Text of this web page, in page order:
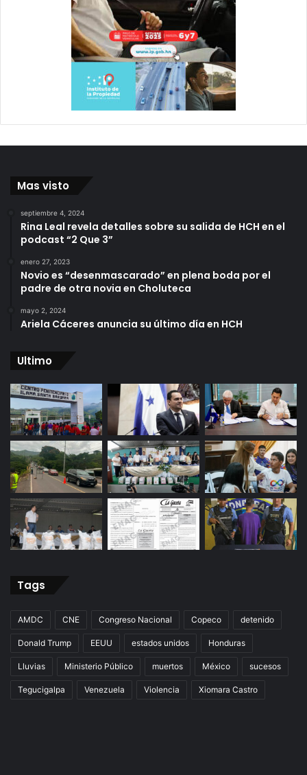
Mas visto
septiembre 4, 2024
Rina Leal revela detalles sobre su salida de HCH en el
podcast “2 Que 3”
enero 27, 2023
Novio es “desenmascarado” en plena boda por el
padre de otra novia en Choluteca
mayo 2, 2024
Ariela Cáceres anuncia su último día en HCH
Ultimo
Tags
AMDC CNE Congreso Nacional Copeco detenido
Donald Trump EEUU estados unidos Honduras
Lluvias Ministerio Público muertos México sucesos
Tegucigalpa Venezuela Violencia Xiomara Castro